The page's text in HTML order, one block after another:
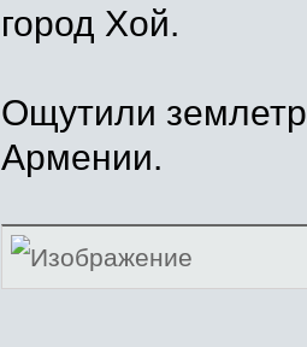
город Хой.
Ощутили
Армении.